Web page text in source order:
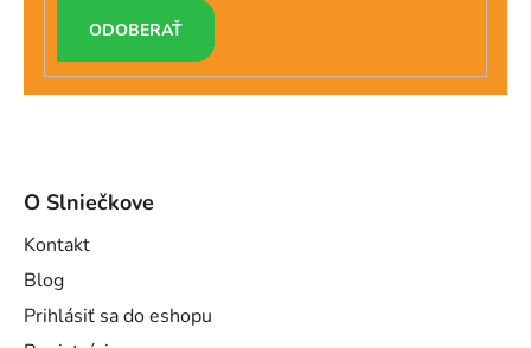
PRIHLÁSIŤ
SA
O Slniečkove
Kontakt
Blog
Prihlásiť sa do eshopu